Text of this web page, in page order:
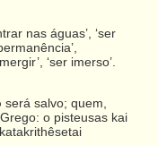
nas águas’, ‘ser
‘ser imerso’.
será salvo; quem,
o pisteusas kai